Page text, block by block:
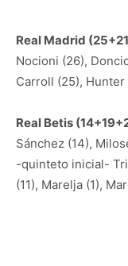
Real Madrid
Nocioni (26),
Carroll (25), Hunter
Real Betis
Sánchez (14),
-quinteto inicial-
(11), Marelja (1),